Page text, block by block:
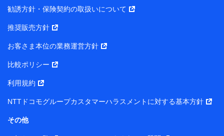
との間で、以下のとおり個人データを共同利用しま
す。
【共同して利用される利用データの項目】
当社または株式会社NTTドコモ・フィナンシャルグルー
の個人データ
基本情報
性、連絡先、dポイントサービスのご利用に関する情報。例
所、dポイント残高、dポイント利用履歴などが含まれます。
勧誘方針・保険契約の取扱いについて
推奨販売方針
お客さま本位の業務運営方針
比較ポリシー
利用規約
NTTドコモグループカスタマーハラスメントに対する基本方針
その他